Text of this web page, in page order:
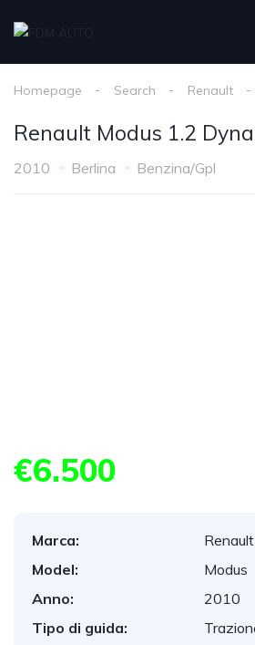
Homepage Search Renault
Renault Modus 1.2
2010 Berlina Benzina/Gpl
€6.500
Marca:
Renault
Model:
Modus
Anno:
2010
Tipo di guida: